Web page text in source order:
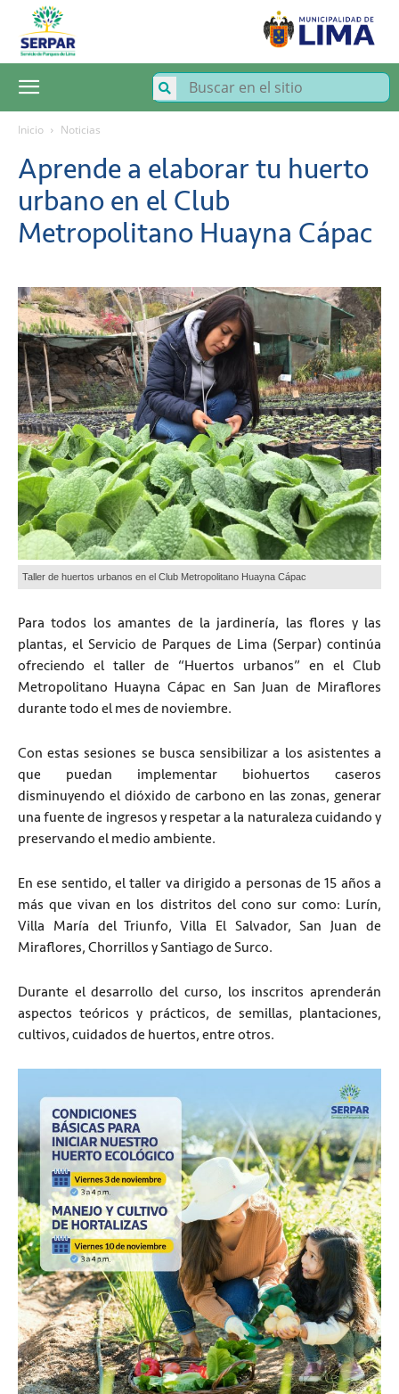
SERPAR
Servicio
de
Parques
Inicio Noticias
Aprende a elaborar tu huerto
urbano en el Club
Metropolitano Huayna Cápac
Taller de huertos urbanos en el Club Metropolitano Huayna Cápac
Para todos los amantes de la jardinería, las flores y las
plantas, el Servicio de Parques de Lima (Serpar) continúa
ofreciendo el taller de “Huertos urbanos” en el Club
Metropolitano Huayna Cápac en San Juan de Miraflores
durante todo el mes de noviembre.
Con estas sesiones se busca sensibilizar a los asistentes a
que puedan implementar biohuertos caseros
disminuyendo el dióxido de carbono en las zonas, generar
una fuente de ingresos y respetar a la naturaleza cuidando y
preservando el medio ambiente.
En ese sentido, el taller va dirigido a personas de 15 años a
más que vivan en los distritos del cono sur como: Lurín,
Villa María del Triunfo, Villa El Salvador, San Juan de
Miraflores, Chorrillos y Santiago de Surco.
Durante el desarrollo del curso, los inscritos aprenderán
aspectos teóricos y prácticos, de semillas, plantaciones,
cultivos, cuidados de huertos, entre otros.